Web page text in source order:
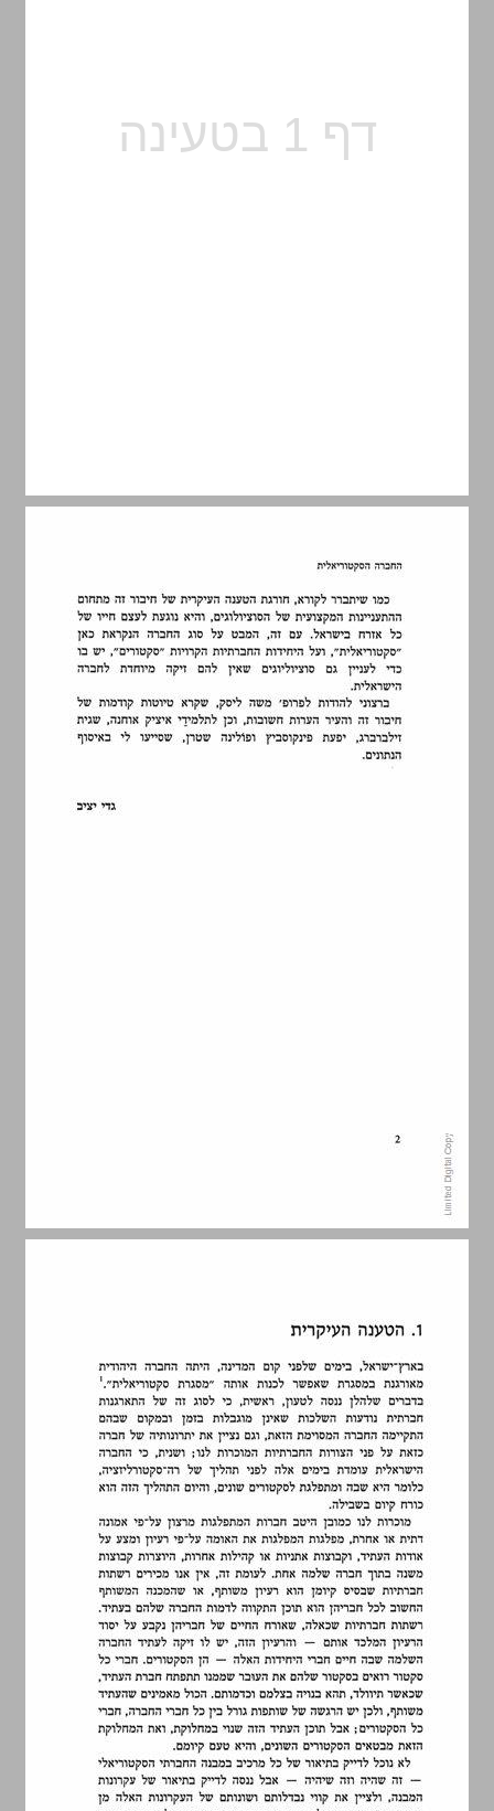
4. מהם "סקטורים"? ... 9